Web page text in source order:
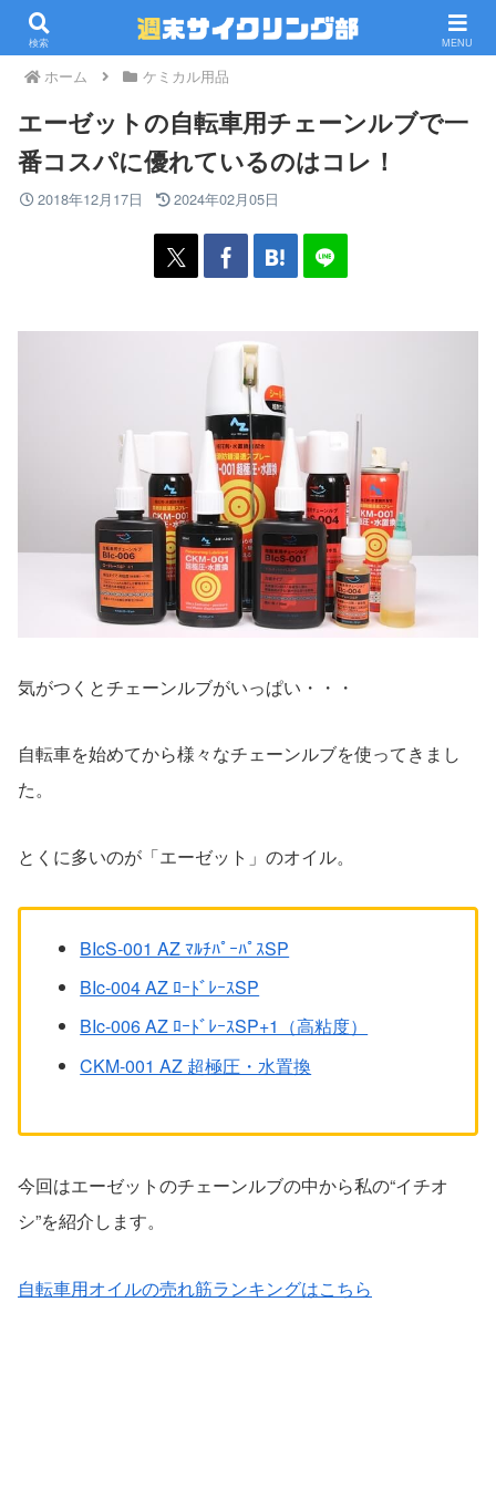
PR
ホーム ケミカル用品
エーゼットの自転車用チェーンルブで一
番コスパに優れているのはコレ！
2018年12月17日 2024年02月05日
気がつくとチェーンルブがいっぱい・・・
自転車を始めてから様々なチェーンルブを使ってきまし
た。
とくに多いのが「エーゼット」のオイル。
BIcS-001 AZ ﾏﾙﾁﾊﾟｰﾊﾟｽSP
BIc-004 AZ ﾛｰﾄﾞﾚｰｽSP
BIc-006 AZ ﾛｰﾄﾞﾚｰｽSP+1（高粘度）
CKM-001 AZ 超極圧・水置換
今回はエーゼットのチェーンルブの中から私の“イチオ
シ”を紹介します。
自転車用オイルの売れ筋ランキングはこちら
検索 MENU